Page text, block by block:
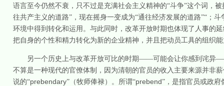
语言至今仍然不衰，只不过是充满社会主义精神的“斗争”这个词，
往共产主义的道路”，现在摇身一变成为“通往经济发展的道路”“；
环境中得到转化和运用。与此同时，改革开放时期也体现了人事的
把自身的个性和精力转化为新的企业精神，并且把动员工具的组织
另一个历史上与改革开放可比的时期——可能会让你感到诧异
不算是一种现代的官僚体制，因为清朝的官员的收入主要来源并非
说的“prebendary”（牧师俸禄）。所谓“prebend”，是指官员或政